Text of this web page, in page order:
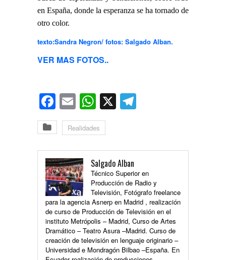
en España, donde la esperanza se ha tornado de
otro color.
texto:Sandra Negron/ fotos: Salgado Alban.
VER MAS FOTOS..
Facebook
EmailWhatsApp
X
Realidades
Salgado Alban
Técnico Superior en
Producción de Radio y
Televisión, Fotógrafo freelance
para la agencia Asnerp en Madrid , realización
de curso de Producción de Televisión en el
instituto Metrópolis – Madrid, Curso de Artes
Dramático – Teatro Asura –Madrid. Curso de
creación de televisión en lenguaje originario –
Universidad e Mondragón Bilbao –España. En